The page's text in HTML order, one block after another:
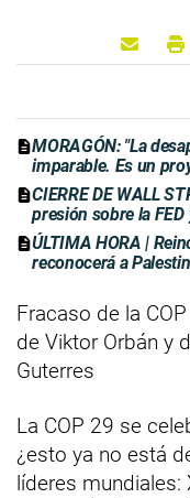
MORAGÓN: "La
imparable. Es un
CIERRE DE WALL
presión sobre la
ÚLTIMA HORA |
reconocerá a
Fracaso de la
de Viktor Orbán y
Guterres
La COP 29 se
¿esto ya no está
líderes mundiales: